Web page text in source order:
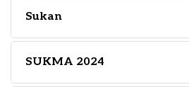
Sukan
SUKMA 2024